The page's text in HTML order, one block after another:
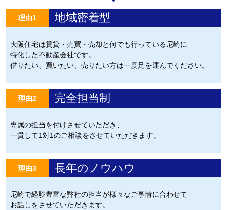
理由1 地域密着型
大阪住宅は賃貸・売買・売却と何でも行っている尼崎に
特化した不動産会社です。
借りたい、買いたい、売りたい方は一度足を運んでください。
理由2 完全担当制
専属の担当を付けさせていただき、
一貫して1対1のご相談をさせていただきます。
理由3 長年のノウハウ
尼崎で経験豊富な弊社の担当が様々なご事情に合わせて
お話しをさせていただきます。